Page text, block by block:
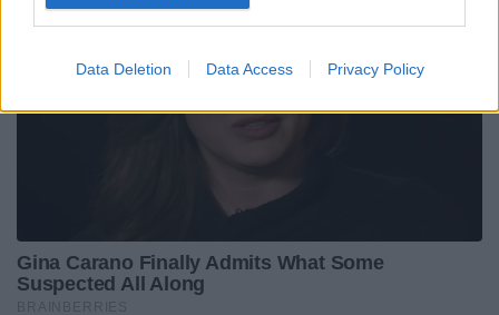
Data Deletion Data Access Privacy Policy